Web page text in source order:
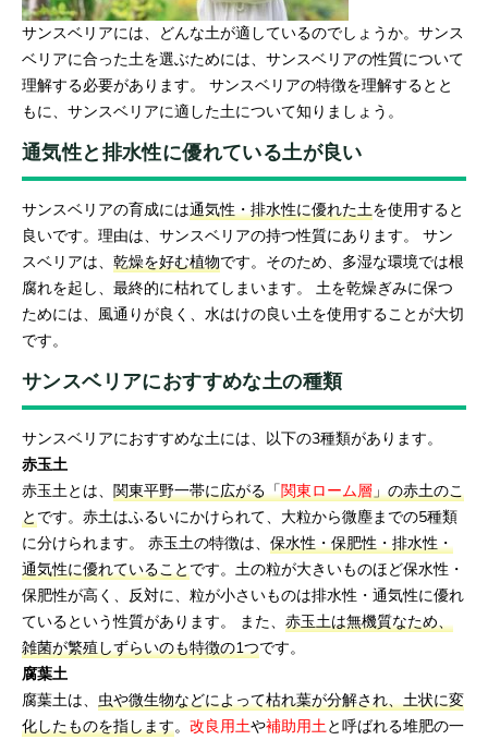
サンスベリアには、どんな土が適しているのでしょうか。サンス
ベリアに合った土を選ぶためには、サンスベリアの性質について
理解する必要があります。 サンスベリアの特徴を理解するとと
もに、サンスベリアに適した土について知りましょう。
通気性と排水性に優れている土が良い
サンスベリアの育成には通気性・排水性に優れた土を使用すると
良いです。理由は、サンスベリアの持つ性質にあります。 サン
スベリアは、 乾燥を好む植物です。そのため、多湿な環境では根
腐れを起し、最終的に枯れてしまいます。 土を乾燥ぎみに保つ
ためには、風通りが良く、水はけの良い土を使用することが大切
です。
サンスベリアにおすすめな土の種類
サンスベリアにおすすめな土には、以下の3種類があります。
赤玉土
赤玉土とは、 関東平野一帯に広がる「関東ローム層」の赤土のこ
とです。赤土はふるいにかけられて、大粒から微塵までの5種類
に分けられます。 赤玉土の特徴は、 保水性・保肥性・排水性・
通気性に優れていることです。土の粒が大きいものほど保水性・
保肥性が高く、反対に、粒が小さいものは排水性・通気性に優れ
ているという性質があります。 また、 赤玉土は無機質なため、
雑菌が繁殖しずらいのも特徴の1つです。
腐葉土
腐葉土は、 虫や微生物などによって枯れ葉が分解され、土状に変
化したものを指します。 改良用土や補助用土と呼ばれる堆肥の一